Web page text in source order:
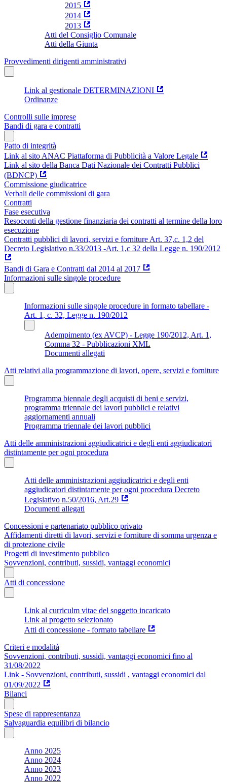
2015
2014
2013
Atti del Consiglio Comunale
Atti della Giunta
Provvedimenti dirigenti amministrativi
Link al gestionale DETERMINAZIONI
Ordinanze
Controlli sulle imprese
Bandi di gara e contratti
Patto di integrità
Link al sito ANAC Piattaforma di Pubblicità a Valore Legale
Link al sito della Banca Dati Nazionale dei Contratti Pubblici
(BDNCP)
Commissione giudicatrice
Verbali delle commissioni di gara
Contratti
Fase esecutiva
Resoconti della gestione finanziaria dei contratti al termine della loro
esecuzione
Contratti pubblici di lavori, servizi e forniture Art. 37,c. 1,2 del
Decreto Legislativo n.33/2013 -Art. 1,c 32 della Legge n. 190/2012
Bandi di Gara e Contratti dal 2014 al 2017
Informazioni sulle singole procedure
Informazioni sulle singole procedure in formato tabellare -
Art. 1, c. 32, Legge n. 190/2012
Adempimento (ex AVCP) - Legge 190/2012, Art. 1,
Comma 32 - Pubblicazioni XML
Documenti allegati
Atti relativi alla programmazione di lavori, opere, servizi e forniture
Programma biennale degli acquisti di beni e servizi,
programma triennale dei lavori pubblici e relativi
aggiornamenti annuali
Programma triennale dei lavori pubblici
Atti delle amministrazioni aggiudicatrici e degli enti aggiudicatori
distintamente per ogni procedura
Atti delle amministrazioni aggiudicatrici e degli enti
aggiudicatori distintamente per ogni procedura Decreto
Legislativo n.50/2016, Art.29
Documenti allegati
Concessioni e partenariato pubblico privato
Affidamenti diretti di lavori, servizi e forniture di somma urgenza e
di protezione civile
Progetti di investimento pubblico
Sovvenzioni, contributi, sussidi, vantaggi economici
Atti di concessione
Link al curriculm vitae del soggetto incaricato
Link al progetto selezionato
Atti di concessione - formato tabellare
Criteri e modalità
Sovvenzioni, contributi, sussidi, vantaggi economici fino al
31/08/2022
Link - Sovvenzioni, contributi, sussidi , vantaggi economici dal
01/09/2022
Bilanci
Spese di rappresentanza
Salvaguardia equilibri di bilancio
Anno 2025
Anno 2024
Anno 2023
Anno 2022